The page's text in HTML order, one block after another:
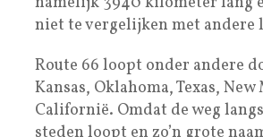
niet te vergelijken met andere
Route 66 loopt onder andere
Kansas, Oklahoma, Texas, New
Californië. Omdat de weg